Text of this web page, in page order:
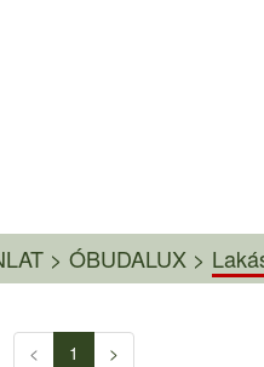
> ÓBUDALUX >
< 1
>